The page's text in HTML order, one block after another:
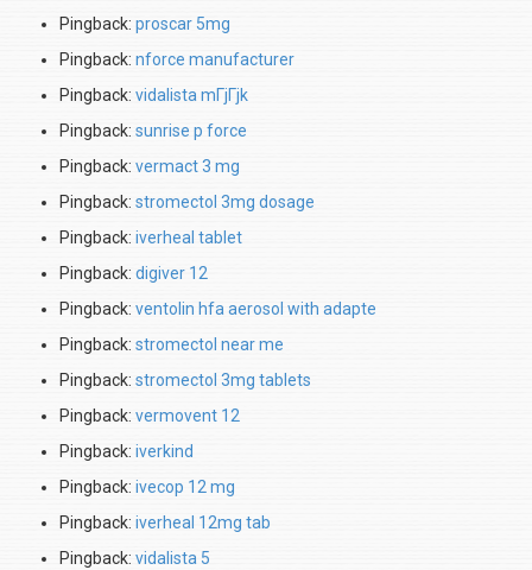
Pingback: proscar 5mg
Pingback: nforce manufacturer
Pingback: vidalista mГјГјk
Pingback: sunrise p force
Pingback: vermact 3 mg
Pingback: stromectol 3mg dosage
Pingback: iverheal tablet
Pingback: digiver 12
Pingback: ventolin hfa aerosol with adapte
Pingback: stromectol near me
Pingback: stromectol 3mg tablets
Pingback: vermovent 12
Pingback: iverkind
Pingback: ivecop 12 mg
Pingback: iverheal 12mg tab
Pingback: vidalista 5